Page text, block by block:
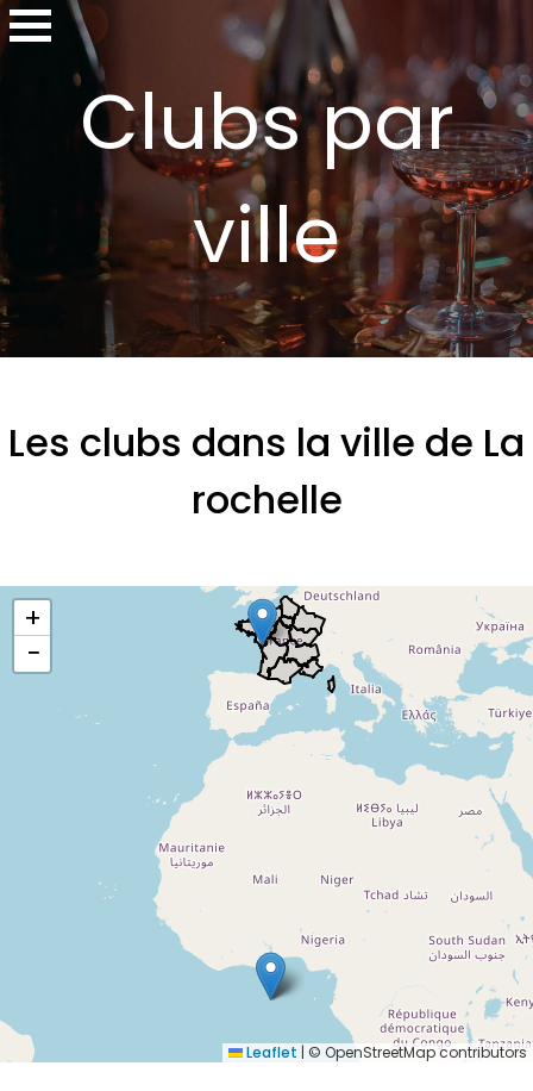
Clubs par
ville
Les clubs dans la ville de La
rochelle
+
−
Leaflet | © OpenStreetMap contributors